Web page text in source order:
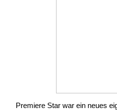
Premiere Star war ein neues